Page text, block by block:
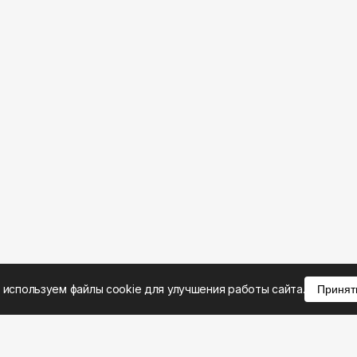
файлы cookie для улучшения работы сайта.